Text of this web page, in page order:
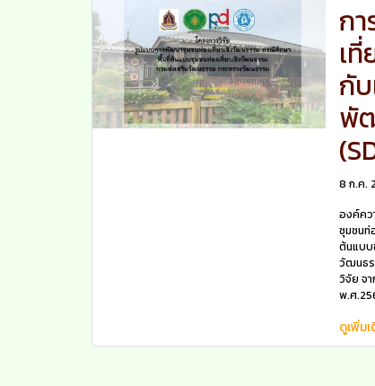
ก
เ
กั
พั
8 ก.ค.
องค์คว
ชุมชนท่
ต้นแบบ
วัฒนธร
วิจัย จ
พ.ศ
ดูเพิ่ม